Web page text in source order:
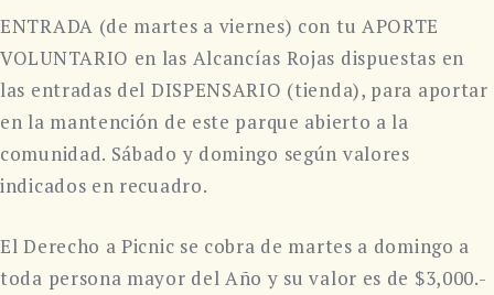
ENTRADA (de martes a viernes) con tu APORTE
VOLUNTARIO en las Alcancías Rojas dispuestas en
las entradas del DISPENSARIO (tienda), para aportar
en la mantención de este parque abierto a la
comunidad. Sábado y domingo según valores
indicados en recuadro.
El Derecho a Picnic se cobra de martes a domingo a
toda persona mayor del Año y su valor es de $3,000.-